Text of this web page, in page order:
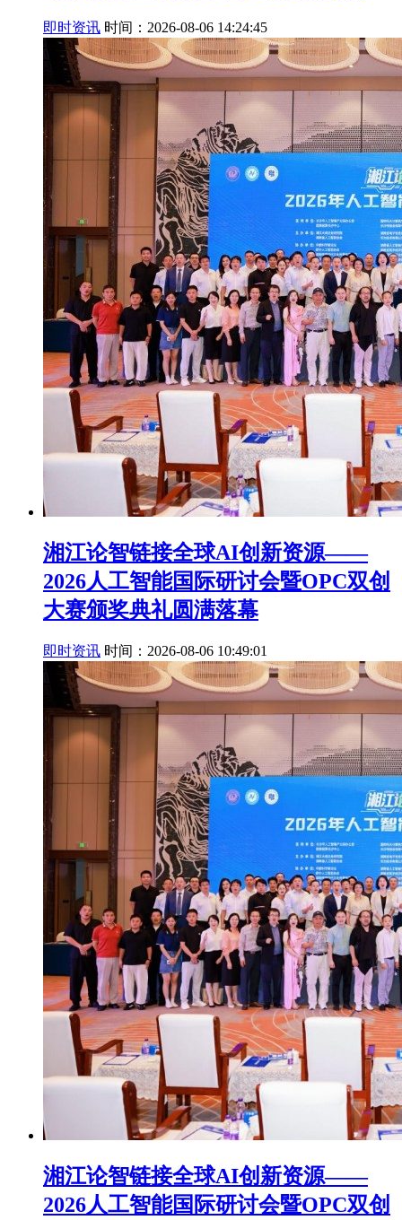
即时资讯 时间：2026-08-06 14:24:45
湘江论智链接全球AI创新资源——
2026人工智能国际研讨会暨OPC双创
大赛颁奖典礼圆满落幕
即时资讯 时间：2026-08-06 10:49:01
湘江论智链接全球AI创新资源——
2026人工智能国际研讨会暨OPC双创